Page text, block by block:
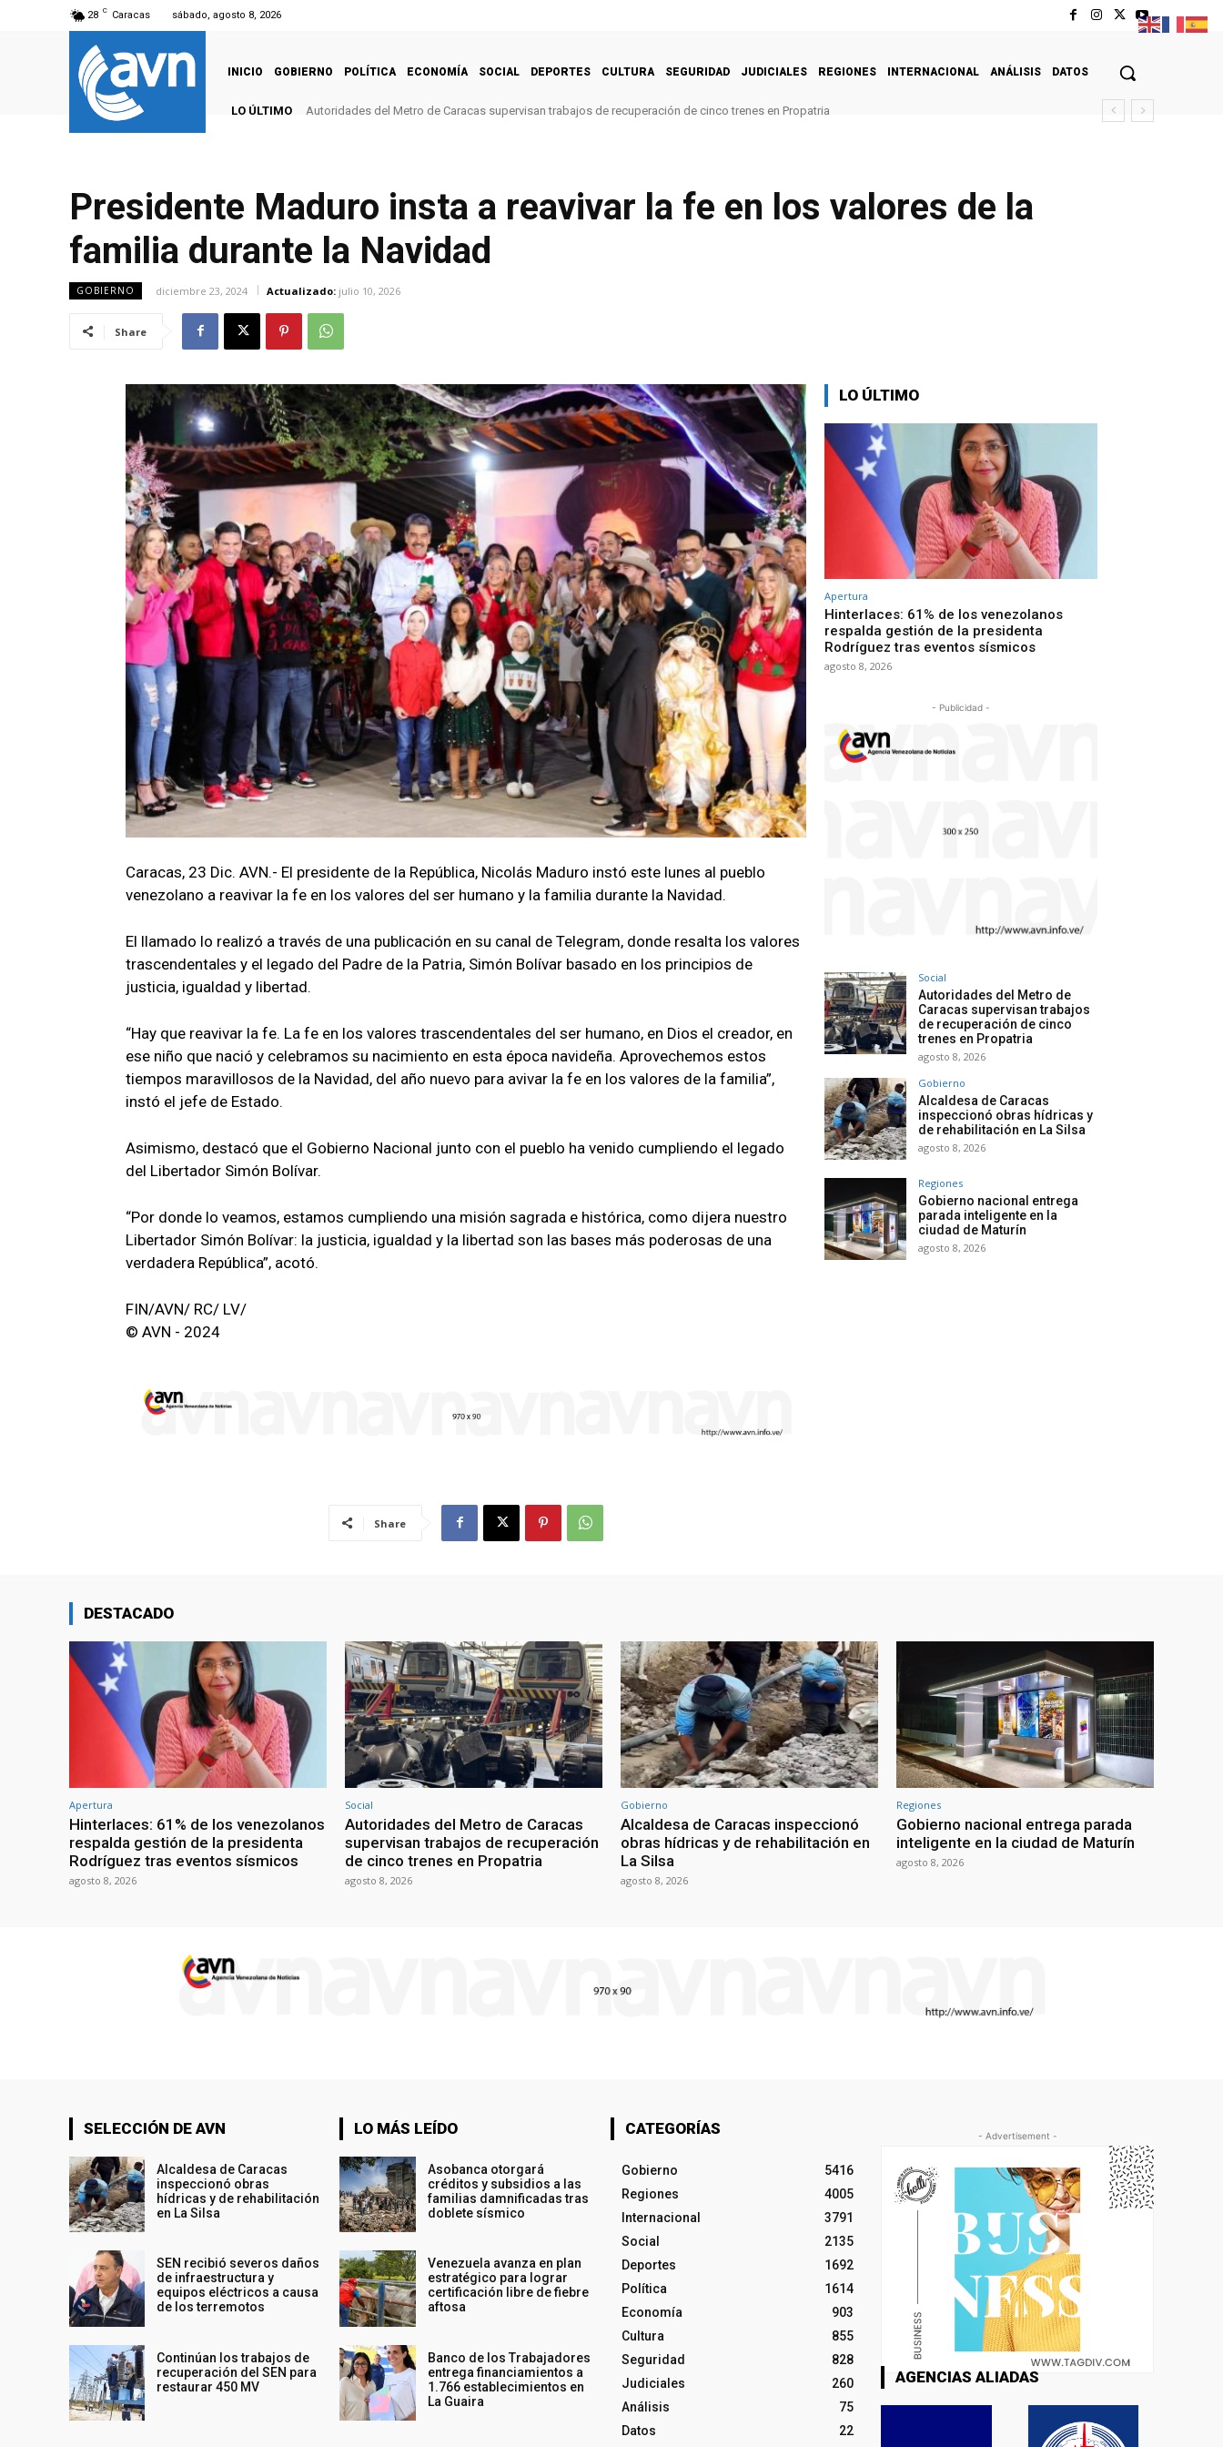
28 C Caracas sábado, agosto 8, 2026
INICIO GOBIERNO POLÍTICA ECONOMÍA SOCIAL DEPORTES CULTURA SEGURIDAD JUDICIALES REGIONES INTERNACIONAL ANÁLISIS DATOS
LO ÚLTIMO Autoridades del Metro de Caracas supervisan trabajos de recuperación de cinco trenes en Propatria
Presidente Maduro insta a reavivar la fe en los valores de la
familia durante la Navidad
GOBIERNO diciembre 23, 2024 Actualizado: julio 10, 2026
Share
Caracas, 23 Dic. AVN.- El presidente de la República, Nicolás Maduro instó este lunes al pueblo
venezolano a reavivar la fe en los valores del ser humano y la familia durante la Navidad.
El llamado lo realizó a través de una publicación en su canal de Telegram, donde resalta los valores
trascendentales y el legado del Padre de la Patria, Simón Bolívar basado en los principios de
justicia, igualdad y libertad.
“Hay que reavivar la fe. La fe en los valores trascendentales del ser humano, en Dios el creador, en
ese niño que nació y celebramos su nacimiento en esta época navideña. Aprovechemos estos
tiempos maravillosos de la Navidad, del año nuevo para avivar la fe en los valores de la familia”,
instó el jefe de Estado.
Asimismo, destacó que el Gobierno Nacional junto con el pueblo ha venido cumpliendo el legado
del Libertador Simón Bolívar.
“Por donde lo veamos, estamos cumpliendo una misión sagrada e histórica, como dijera nuestro
Libertador Simón Bolívar: la justicia, igualdad y la libertad son las bases más poderosas de una
verdadera República”, acotó.
FIN/AVN/ RC/ LV/
© AVN - 2024
Share
LO ÚLTIMO
Apertura
Hinterlaces: 61% de los venezolanos
respalda gestión de la presidenta
Rodríguez tras eventos sísmicos
agosto 8, 2026
- Publicidad -
Social
Autoridades del Metro de
Caracas supervisan trabajos
de recuperación de cinco
trenes en Propatria
agosto 8, 2026
Gobierno
Alcaldesa de Caracas
inspeccionó obras hídricas y
de rehabilitación en La Silsa
agosto 8, 2026
Regiones
Gobierno nacional entrega
parada inteligente en la
ciudad de Maturín
agosto 8, 2026
DESTACADO
Apertura
Hinterlaces: 61% de los venezolanos
respalda gestión de la presidenta
Rodríguez tras eventos sísmicos
agosto 8, 2026
Social
Autoridades del Metro de Caracas
supervisan trabajos de recuperación
de cinco trenes en Propatria
agosto 8, 2026
Gobierno
Alcaldesa de Caracas inspeccionó
obras hídricas y de rehabilitación en
La Silsa
agosto 8, 2026
Regiones
Gobierno nacional entrega parada
inteligente en la ciudad de Maturín
agosto 8, 2026
SELECCIÓN DE AVN
Alcaldesa de Caracas
inspeccionó obras
hídricas y de rehabilitación
en La Silsa
SEN recibió severos daños
de infraestructura y
equipos eléctricos a causa
de los terremotos
Continúan los trabajos de
recuperación del SEN para
restaurar 450 MV
LO MÁS LEÍDO
Asobanca otorgará
créditos y subsidios a las
familias damnificadas tras
doblete sísmico
Venezuela avanza en plan
estratégico para lograr
certificación libre de fiebre
aftosa
Banco de los Trabajadores
entrega financiamientos a
1.766 establecimientos en
La Guaira
CATEGORÍAS
Gobierno
5416
Regiones
4005
Internacional
3791
Social
2135
Deportes
1692
Política
1614
Economía
903
Cultura
855
Seguridad
828
Judiciales
260
Análisis
75
Datos
22
- Advertisement -
AGENCIAS ALIADAS